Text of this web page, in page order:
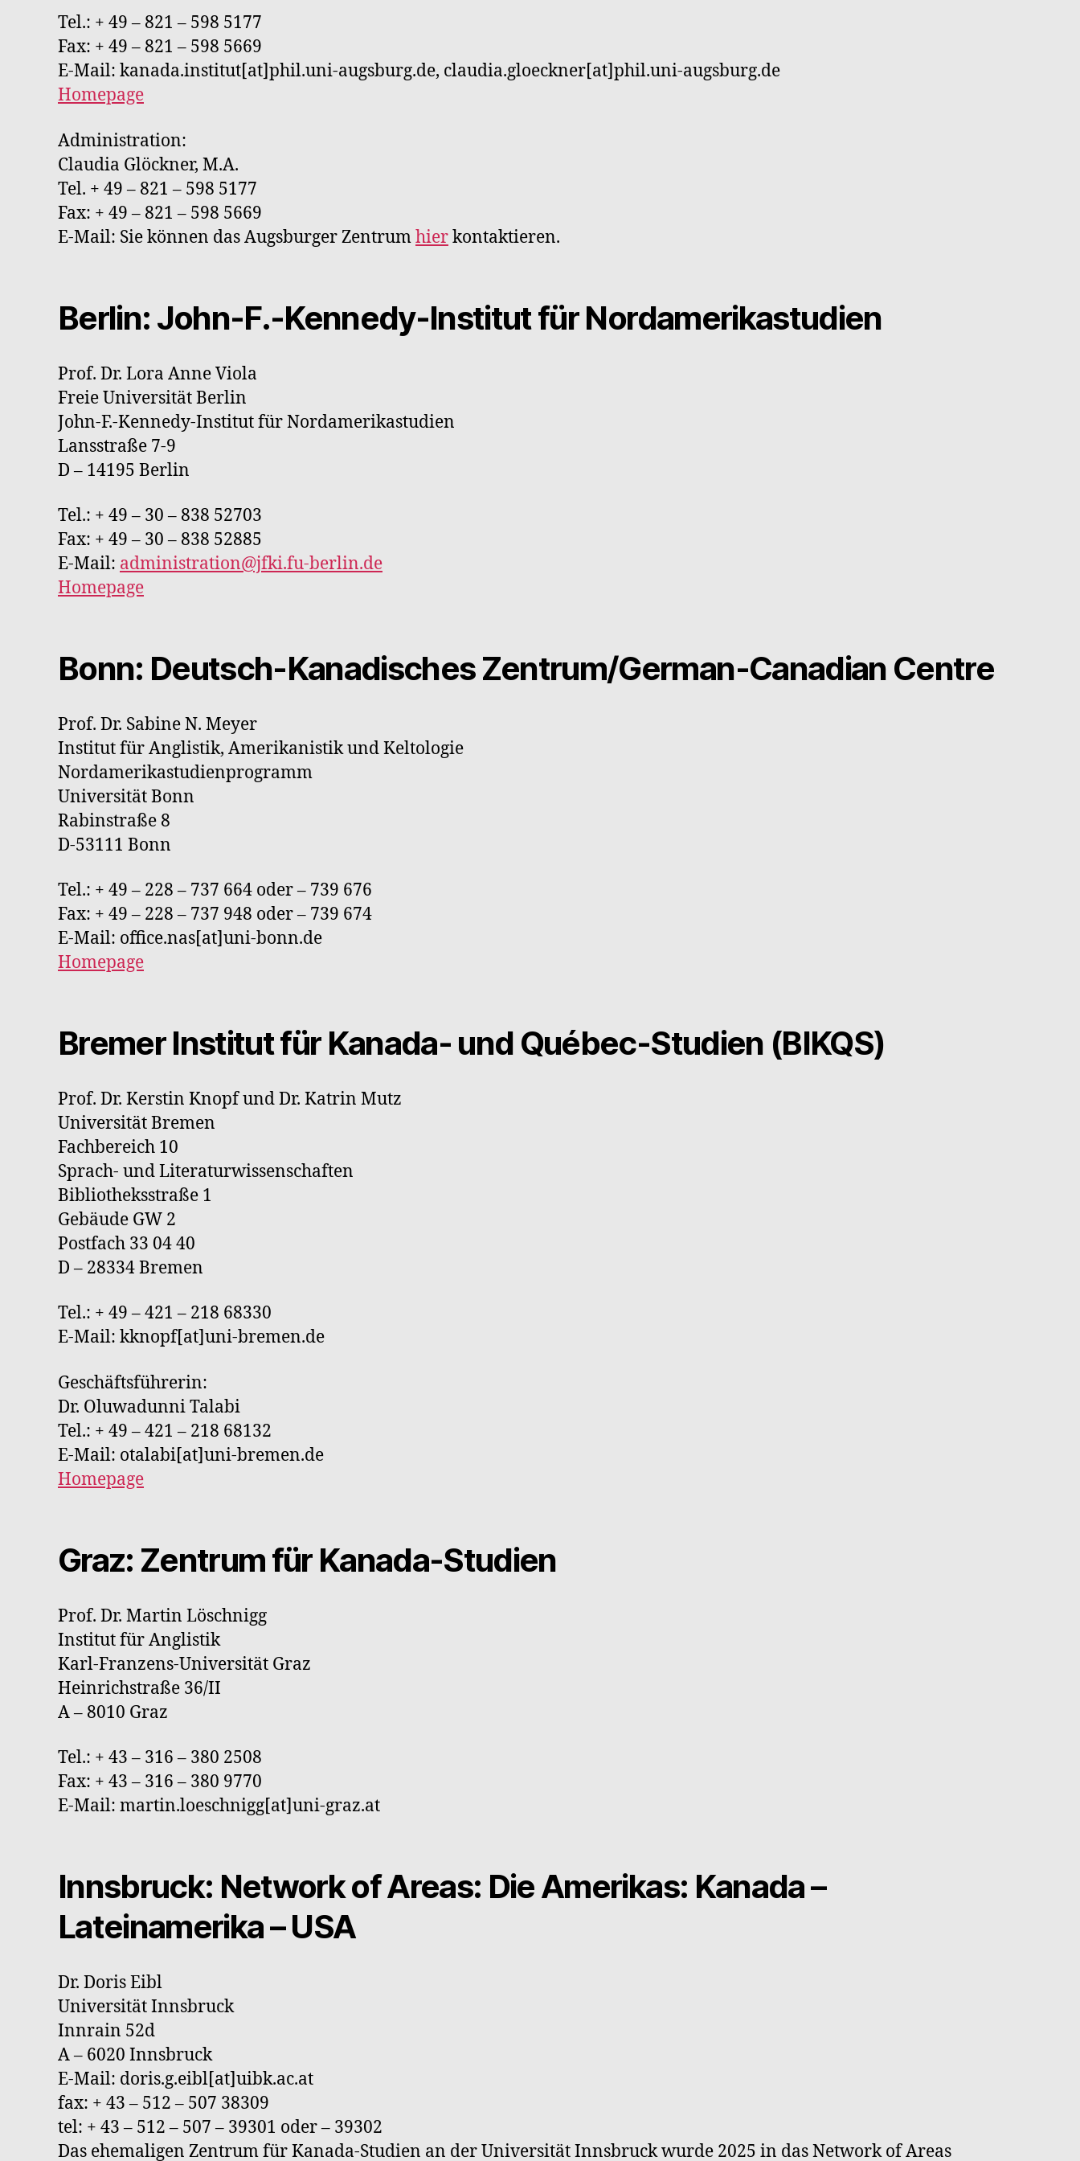
Tel.: + 49 – 821 – 598 5177
Fax: + 49 – 821 – 598 5669
E-Mail: kanada.institut[at]phil.uni-augsburg.de, claudia.gloeckner[at]phil.uni-augsburg.de
Homepage
Administration:
Claudia Glöckner, M.A.
Tel. + 49 – 821 – 598 5177
Fax: + 49 – 821 – 598 5669
E-Mail: Sie können das Augsburger Zentrumhierkontaktieren.
Berlin: John-F.-Kennedy-Institut für Nordamerikastudien
Prof. Dr. Lora Anne Viola
Freie Universität Berlin
John-F.-Kennedy-Institut für Nordamerikastudien
Lansstraße 7-9
D – 14195 Berlin
Tel.: + 49 – 30 – 838 52703
Fax: + 49 – 30 – 838 52885
E-Mail: administration@jfki.fu-berlin.de
Homepage
Bonn: Deutsch-Kanadisches Zentrum/German-Canadian Centre
Prof. Dr. Sabine N. Meyer
Institut für Anglistik, Amerikanistik und Keltologie
Nordamerikastudienprogramm
Universität Bonn
Rabinstraße 8
D-53111 Bonn
Tel.: + 49 – 228 – 737 664 oder – 739 676
Fax: + 49 – 228 – 737 948 oder – 739 674
E-Mail: office.nas[at]uni-bonn.de
Homepage
Bremer Institut für Kanada- und Québec-Studien (BIKQS)
Prof. Dr. Kerstin Knopf und Dr. Katrin Mutz
Universität Bremen
Fachbereich 10
Sprach- und Literaturwissenschaften
Bibliotheksstraße 1
Gebäude GW 2
Postfach 33 04 40
D – 28334 Bremen
Tel.: + 49 – 421 – 218 68330
E-Mail: kknopf[at]uni-bremen.de
Geschäftsführerin:
Dr. Oluwadunni Talabi
Tel.: + 49 – 421 – 218 68132
E-Mail: otalabi[at]uni-bremen.de
Homepage
Graz: Zentrum für Kanada-Studien
Prof. Dr. Martin Löschnigg
Institut für Anglistik
Karl-Franzens-Universität Graz
Heinrichstraße 36/II
A – 8010 Graz
Tel.: + 43 – 316 – 380 2508
Fax: + 43 – 316 – 380 9770
E-Mail: martin.loeschnigg[at]uni-graz.at
Innsbruck: Network of Areas: Die Amerikas: Kanada –
Lateinamerika – USA
Dr. Doris Eibl
Universität Innsbruck
Innrain 52d
A – 6020 Innsbruck
E-Mail: doris.g.eibl[at]uibk.ac.at
fax: + 43 – 512 – 507 38309
tel: + 43 – 512 – 507 – 39301 oder – 39302
Das ehemaligen Zentrum für Kanada-Studien an der Universität Innsbruck wurde 2025 in das Network of Areas